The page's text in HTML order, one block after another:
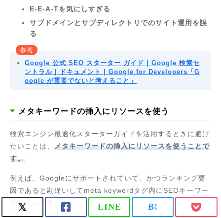
E-E-A-Tを気にしすぎる
サブドメインとサブディレクトリでのサイト運用を誤
る
参考
Google 公式 SEO スターター ガイド | Google 検索セ
ントラル | ドキュメント | Google for Developers「G
oogle が重要でないと考えること」
メタキーワードの挿入にリソースを使う
検索エンジン最適化スターターガイドを活用するときに避け
たいことは、 メタキーワードの挿入にリソースを使うことで
す。
例えば、Googleにサポートされていて、かつランキング要
因であると勘違いしてmeta keywordタグ内にSEOキーワー
ドを入れます。
つまり、メタキーワードの挿入にリソースを使います。
LINE B!